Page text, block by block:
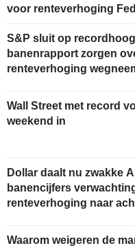
voor renteverhoging
S&P sluit op
banenrapport zorgen
renteverhoging
Wall Street met record
weekend in
Dollar daalt nu zwakke
banencijfers
renteverhoging naar
Waarom weigeren de